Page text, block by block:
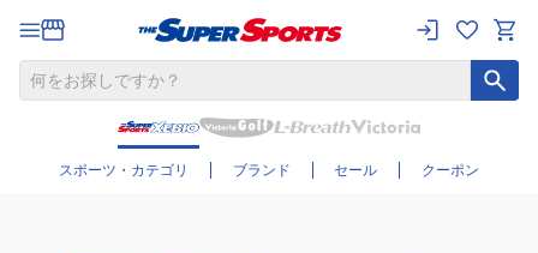
スポーツ・カテゴリ ブランド セール クーポン
さらに絞り込む